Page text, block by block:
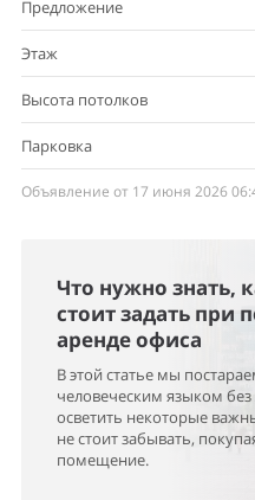
Предложение
Этаж
Высота потолков
Парковка
Объявление от 17 июня 2026
Что нужно знать,
стоит задать при
аренде офиса
В этой статье мы
человеческим языком
осветить некоторые
не стоит забывать,
помещение.